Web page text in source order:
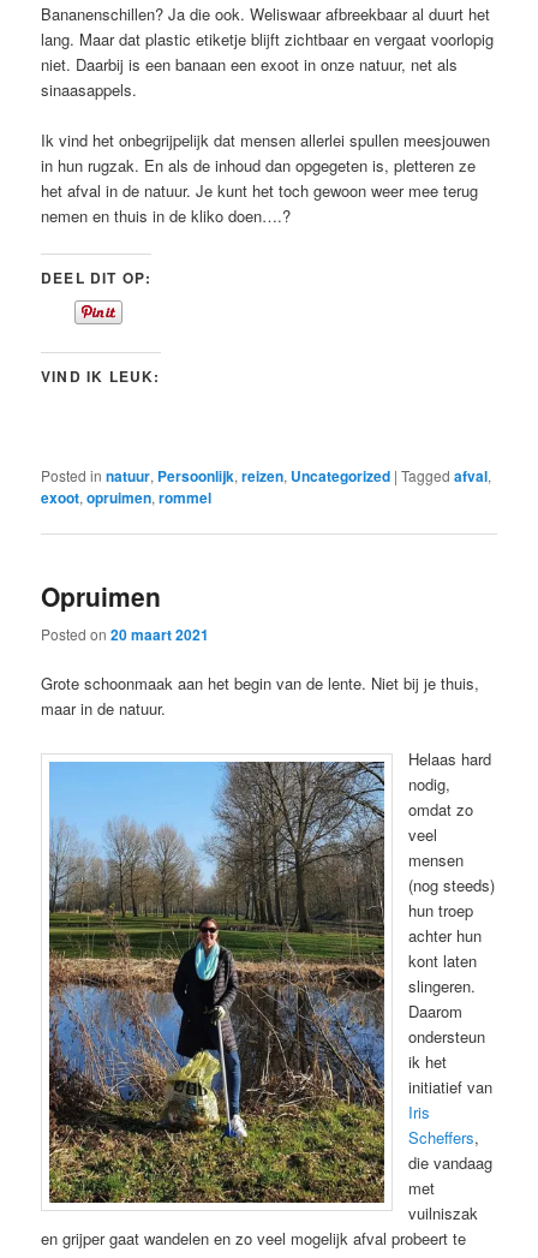
Bananenschillen? Ja die ook. Weliswaar afbreekbaar al duurt het
lang. Maar dat plastic etiketje blijft zichtbaar en vergaat voorlopig
niet. Daarbij is een banaan een exoot in onze natuur, net als
sinaasappels.
Ik vind het onbegrijpelijk dat mensen allerlei spullen meesjouwen
in hun rugzak. En als de inhoud dan opgegeten is, pletteren ze
het afval in de natuur. Je kunt het toch gewoon weer mee terug
nemen en thuis in de kliko doen….?
DEEL DIT OP:
VIND IK LEUK:
Posted in natuur, Persoonlijk,reizen, Uncategorized |Tagged afval,
exoot,opruimen,rommel
Opruimen
Posted on20 maart 2021
Grote schoonmaak aan het begin van de lente. Niet bij je thuis,
maar in de natuur.
Helaas hard
nodig,
omdat zo
veel
mensen
(nog steeds)
hun troep
achter hun
kont laten
slingeren.
Daarom
ondersteun
ik het
initiatief van
Iris
Scheffers,
die vandaag
met
vuilniszak
en grijper gaat wandelen en zo veel mogelijk afval probeert te